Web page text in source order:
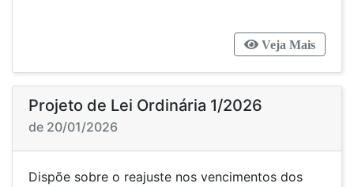
Veja Mais
Projeto de Lei Ordinária 1/2026
de 20/01/2026
Dispõe sobre o reajuste nos vencimentos dos